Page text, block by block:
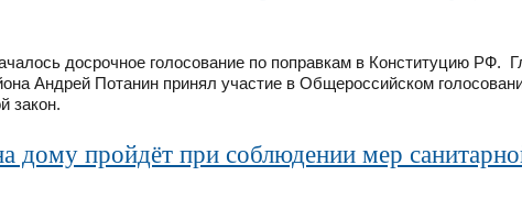
досрочное голосование по поправкам в Конституцию РФ.
Андрей Потанин принял участие в Общероссийском
закон.
дому пройдёт при соблюдении мер